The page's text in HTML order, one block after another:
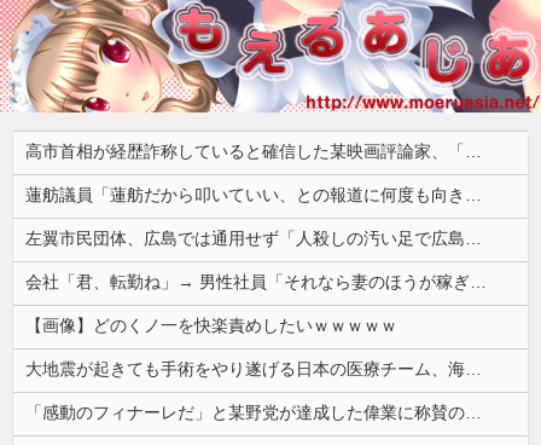
高市首相が経歴詐称していると確信した某映画評論家、「上級公務員試験に合格とは書いてないんですが…」とツッコミを受けまくり……
蓮舫議員「蓮舫だから叩いていい、との報道に何度も向き合ってきました。悔しくても」
左翼市民団体、広島では通用せず「人殺しの汚い足で広島の土を踏むな！」→広島県民「お前らの方が汚いんじゃ！」「ワシらが広島県民じゃ」
会社「君、転勤ね」→ 男性社員「それなら妻のほうが稼ぎいいんで辞めます」⇒ 結果・・・
【画像】どのくノ一を快楽責めしたいｗｗｗｗｗ
大地震が起きても手術をやり遂げる日本の医療チーム、海外でも凄すぎると絶賛
「感動のフィナーレだ」と某野党が達成した偉業に称賛の声が殺到、なんかヒーロー番組の最終回を見ているような気分に……